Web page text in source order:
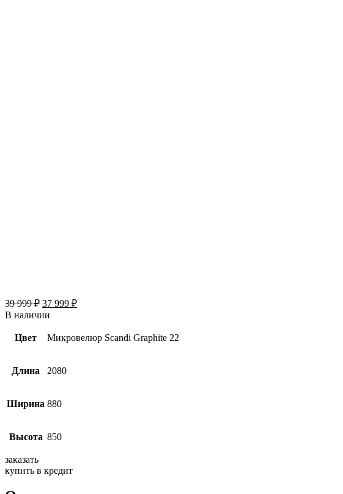
39 999₽ 37 999 ₽
В наличии
Цвет Микровелюр Scandi Graphite 22
Длина 2080
Ширина 880
Высота 850
заказать
купить в кредит